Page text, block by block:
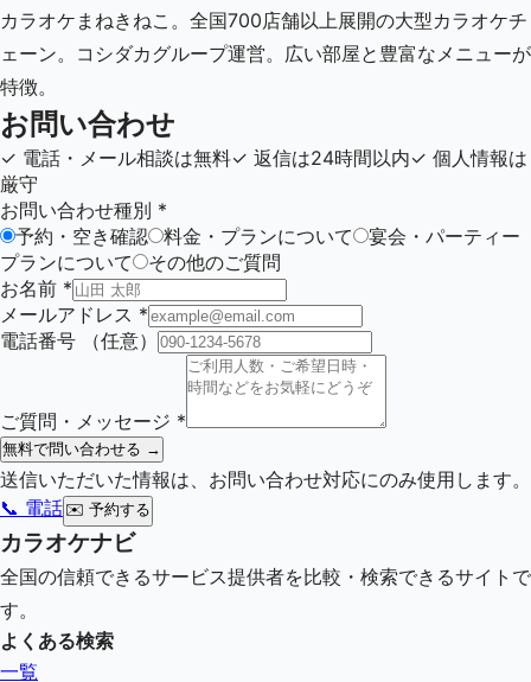
カラオケまねきねこ。全国700店舗以上展開の大型カラオケチ
ェーン。コシダカグループ運営。広い部屋と豊富なメニューが
特徴。
お問い合わせ
✓ 電話・メール相談は無料✓ 返信は24時間以内✓ 個人情報は
厳守
お問い合わせ種別 *
予約・空き確認
料金・プランについて
宴会・パーティー
プランについて
その他のご質問
お名前 *
メールアドレス *
電話番号
（任意）
ご質問・メッセージ *
無料で問い合わせる →
送信いただいた情報は、お問い合わせ対応にのみ使用します。
📞 電話 ✉️ 予約する
カラオケナビ
全国の信頼できるサービス提供者を比較・検索できるサイトで
す。
よくある検索
一覧